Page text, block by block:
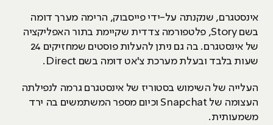
אינסטגרם, שנקנתה על-ידי פייסבוק, הרימה מערך דומה
בשם Story, פלטפורמה צדדית שקיימת בתור האפליקציה
של אינסטגרם. בה גם ניתן להעלות פוסטים שמחזיקים 24
שעות בלבד ובעלת מערכת צ'אט דומה בשם Direct.
העלייה של השימוש בסטוריז של אינסטגרם גרמה לנפילתה
העצומה של Snapchat וכיום מספר המשתמשים בה ירד
משמעותית.